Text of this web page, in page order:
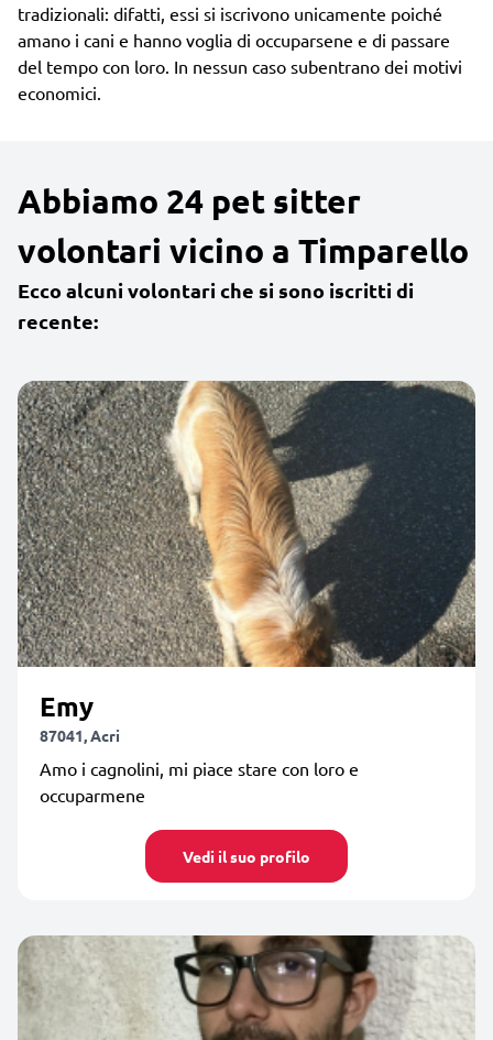
tradizionali: difatti, essi si iscrivono unicamente poiché
amano i cani e hanno voglia di occuparsene e di passare
del tempo con loro. In nessun caso subentrano dei motivi
economici.
Abbiamo 24 pet sitter
volontari vicino a Timparello
Ecco alcuni volontari che si sono iscritti di
recente:
Emy
87041, Acri
Amo i cagnolini, mi piace stare con loro e
occuparmene
Vedi il suo profilo